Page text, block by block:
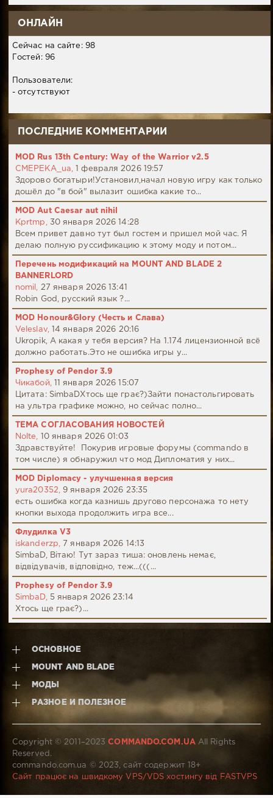
ОНЛАЙН
Сейчас на сайте: 98
Гостей: 96
Пользователи:
- отсутствуют
ПОСЛЕДНИЕ КОММЕНТАРИИ
MOD Rus 13th Century: Way of the Warrior v2.5
CMEPEKA_ua,
1 февраля 2026 19:57
Здорово богатыри!Установил,начал новую игру как только
дошёл до "в бой" вылазит ошибка какие то...
MOD Aut Caesar aut nihil
Kprtmp,
30 января 2026 14:28
Всем привет давно тут был гостем и пришел мой час. Я
делаю полную руссификацию к этому моду и потом...
Перечень модификаций на MOUNT AND BLADE 2
BANNERLORD
nomil,
27 января 2026 13:41
Robin God, русский язык ?...
MOD Honour&Glory (Честь и Слава)
Veleslav,
14 января 2026 20:16
Ukropik, А какая у тебя версия? На 1.174 лицензионной всё
должно работать.Это не ошибка игры у...
Prophesy of Pendor 3.9
Чикабой,
11 января 2026 15:07
Цитата: SimbaDХтось ще грає?)Зайти понастольгировать
на ультра графике можно, но сейчас полно...
ТЕМА СОГЛАСОВАНИЯ НОВОСТЕЙ
Nolte,
10 января 2026 01:03
Здравствуйте! Покурив игровые форумы (commando в
том числе) я обнаружил что мод Дипломатия у них...
MOD Diplomacy - улучшенная версия
yura20352,
9 января 2026 23:35
есть ошибка когда казнишь другово персонажа то нету
кнопки выхода продолжить игра все...
Флудилка V3
iskanderzp,
7 января 2026 14:13
SimbaD, Вітаю! Тут зараз тиша: оновлень немає,
відвідувачів, відповідно, теж...(((...
Prophesy of Pendor 3.9
SimbaD,
5 января 2026 23:14
Хтось ще грає?)...
ОСНОВНОЕ
MOUNT AND BLADE
МОДЫ
РАЗНОЕ И ПОЛЕЗНОЕ
Copyright © 2011–2023COMMANDO.COM.UAAll Rights
Reserved.
commando.com.ua © 2023, сайт содержит 18+
Сайт працює на швидкому VPS/VDS хостингу від FASTVPS